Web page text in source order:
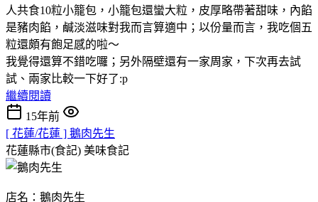
人共食10粒小籠包，小籠包還蠻大粒，皮厚略帶著甜味，內餡
是豬肉餡，鹹淡滋味對我而言算適中；以份量而言，我吃個五
粒還頗有飽足感的啦～
我覺得還算不錯吃囉；另外隔壁還有一家周家，下次再去試
試、兩家比較一下好了:p
繼續閱讀
15年前
[ 花蓮/花蓮 ] 鵝肉先生
花蓮縣市(食記) 美味食記
店名：鵝肉先生